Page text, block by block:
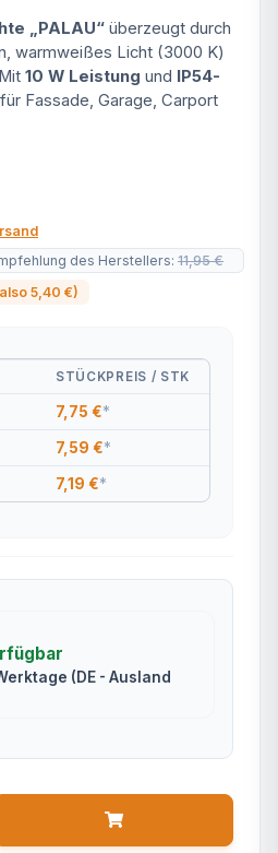
„PALAU“ überzeugt durch
warmweißes Licht (3000 K)
10 W Leistung und IP54-
Fassade, Garage, Carport
des Herstellers: 11,95 €
, also 5,40 €)
STÜCKPREIS / STK
7,75 €*
7,59 €*
7,19 €*
(DE - Ausland